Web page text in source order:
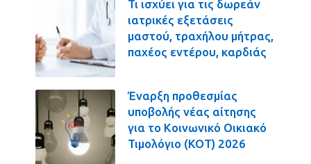
Τι ισχύει για τις δωρεάν
ιατρικές εξετάσεις
μαστού, τραχήλου μήτρας,
παχέος εντέρου, καρδιάς
Έναρξη προθεσμίας
υποβολής νέας αίτησης
για το Κοινωνικό Οικιακό
Τιμολόγιο (ΚΟΤ) 2026